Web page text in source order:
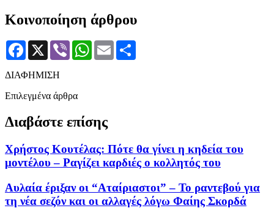
Κοινοποίηση άρθρου
Facebook
X Viber WhatsApp
Email
ΔΙΑΦΗΜΙΣΗ
Επιλεγμένα άρθρα
Διαβάστε επίσης
Χρήστος Κουτέλας: Πότε θα γίνει η κηδεία του
μοντέλου – Ραγίζει καρδιές ο κολλητός του
Αυλαία έριξαν οι “Αταίριαστοι” – Το ραντεβού για
τη νέα σεζόν και οι αλλαγές λόγω Φαίης Σκορδά